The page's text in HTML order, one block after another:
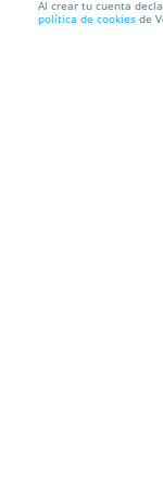
Entradas
Al crear tu cuenta
política de cookies de